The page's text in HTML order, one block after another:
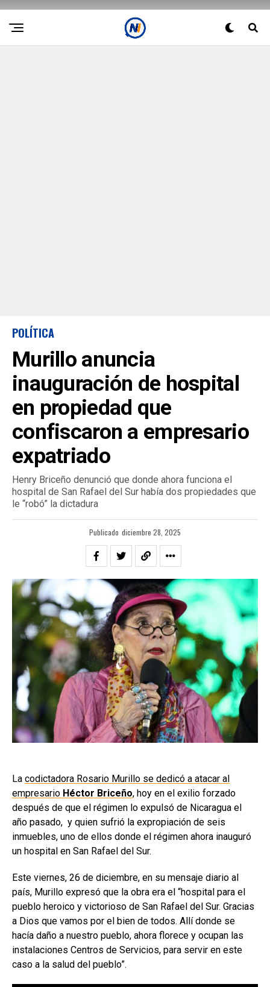
POLÍTICA
Murillo anuncia
inauguración de hospital
en propiedad que
confiscaron a empresario
expatriado
Henry Briceño denunció que donde ahora funciona el
hospital de San Rafael del Sur había dos propiedades que
le “robó” la dictadura
Publicado diciembre 28, 2025
La codictadora Rosario Murillo se dedicó a atacar al
empresario Héctor Briceño, hoy en el exilio forzado
después de que el régimen lo expulsó de Nicaragua el
año pasado, y quien sufrió la expropiación de seis
inmuebles, uno de ellos donde el régimen ahora inauguró
un hospital en San Rafael del Sur.
Este viernes, 26 de diciembre, en su mensaje diario al
país, Murillo expresó que la obra era el “hospital para el
pueblo heroico y victorioso de San Rafael del Sur. Gracias
a Dios que vamos por el bien de todos. Allí donde se
hacía daño a nuestro pueblo, ahora florece y ocupan las
instalaciones Centros de Servicios, para servir en este
caso a la salud del pueblo”.